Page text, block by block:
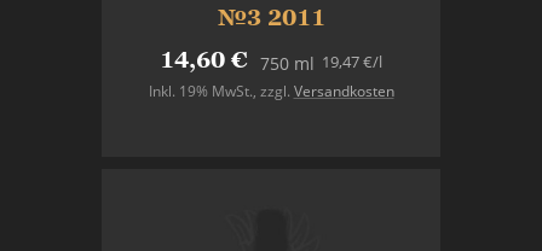
№3 2011
14,60 € 750 ml
Inkl. 19% MwSt., zzgl. Versandkosten
19,47 €/l